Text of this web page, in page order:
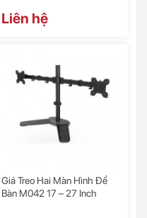
Liên hệ
Giá Treo Hai Màn Hình Để
Bàn M042 17 – 27 Inch